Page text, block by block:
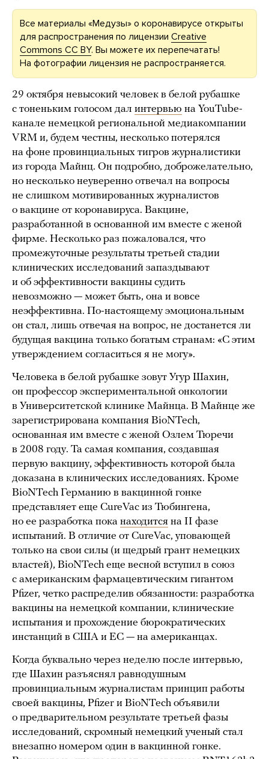
Все материалы «Медузы» о коронавирусе открыты
для распространения по лицензии Creative
Commons CC BY. Вы можете их перепечатать!
На фотографии лицензия не распространяется.
29 октября невысокий человек в белой рубашке
с тоненьким голосом дал интервью на YouTube-
канале немецкой региональной медиакомпании
VRM и, будем честны, несколько потерялся
на фоне провинциальных тигров журналистики
из города Майнц. Он подробно, доброжелательно,
но несколько неуверенно отвечал на вопросы
не слишком мотивированных журналистов
о вакцине от коронавируса. Вакцине,
разработанной в основанной им вместе с женой
фирме. Несколько раз пожаловался, что
промежуточные результаты третьей стадии
клинических исследований запаздывают
и об эффективности вакцины судить
невозможно — может быть, она и вовсе
неэффективна. По-настоящему эмоциональным
он стал, лишь отвечая на вопрос, не достанется ли
будущая вакцина только богатым странам: «С этим
утверждением согласиться я не могу».
Человека в белой рубашке зовут Угур Шахин,
он профессор экспериментальной онкологии
в Университетской клинике Майнца. В Майнце же
зарегистрирована компания BioNTech,
основанная им вместе с женой Озлем Тюречи
в 2008 году. Та самая компания, создавшая
первую вакцину, эффективность которой была
доказана в клинических исследованиях. Кроме
BioNTech Германию в вакцинной гонке
представляет еще CureVac из Тюбингена,
но ее разработка пока находится на II фазе
испытаний. В отличие от CureVac, уповающей
только на свои силы (и щедрый грант немецких
властей), BioNTech еще весной вступил в союз
с американским фармацевтическим гигантом
Pfizer, четко распределив обязанности: разработка
вакцины на немецкой компании, клинические
испытания и прохождение бюрократических
инстанций в США и ЕС — на американцах.
Когда буквально через неделю после интервью,
где Шахин разъяснял равнодушным
провинциальным журналистам принцип работы
своей вакцины, Pfizer и BioNTech объявили
о предварительном результате третьей фазы
исследований, скромный немецкий ученый стал
внезапно номером один в вакцинной гонке.